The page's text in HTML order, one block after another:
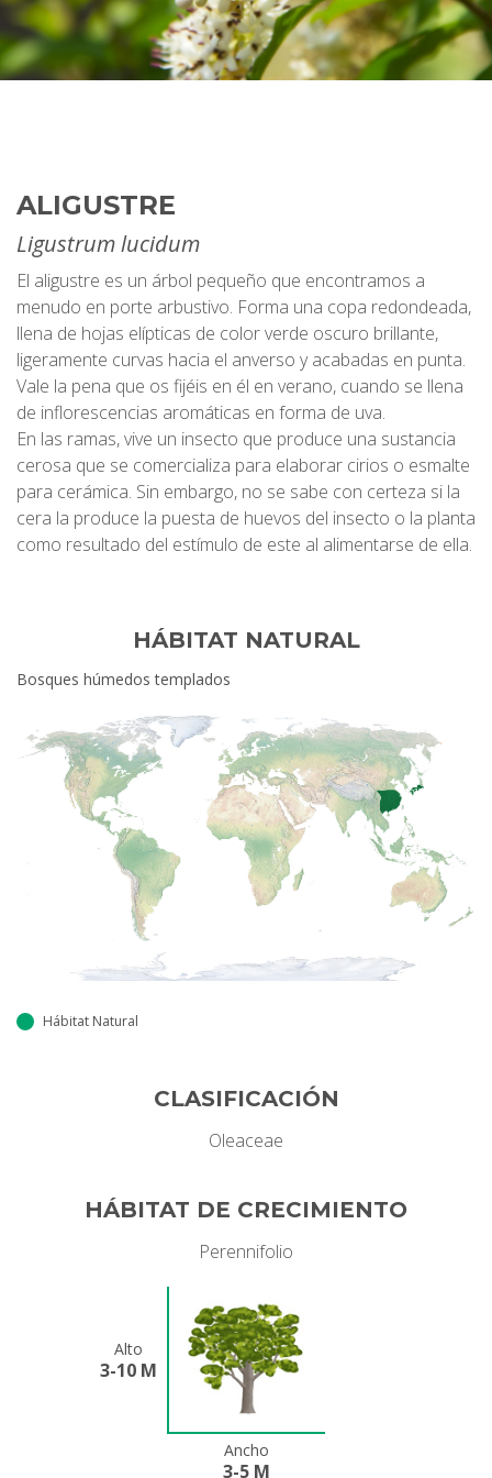
ALIGUSTRE
Ligustrum lucidum
El aligustre es un árbol pequeño que encontramos a
menudo en porte arbustivo. Forma una copa redondeada,
llena de hojas elípticas de color verde oscuro brillante,
ligeramente curvas hacia el anverso y acabadas en punta.
Vale la pena que os fijéis en él en verano, cuando se llena
de inflorescencias aromáticas en forma de uva.
En las ramas, vive un insecto que produce una sustancia
cerosa que se comercializa para elaborar cirios o esmalte
para cerámica. Sin embargo, no se sabe con certeza si la
cera la produce la puesta de huevos del insecto o la planta
como resultado del estímulo de este al alimentarse de ella.
HÁBITAT NATURAL
Bosques húmedos templados
Hábitat Natural
CLASIFICACIÓN
Oleaceae
HÁBITAT DE CRECIMIENTO
Perennifolio
Ancho
3-5 M
Alto
3-10 M